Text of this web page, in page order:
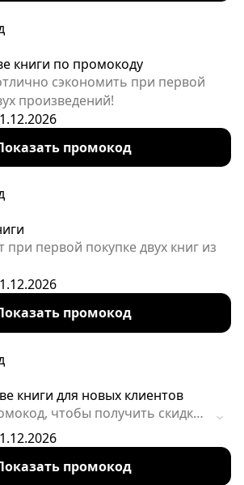
книги по промокоду
сэкономить при первой
произведений!
промокод
при первой покупке двух книг из
промокод
книги для новых клиентов
чтобы получить скидку
книг. Предложение
для новых покупателей.
промокод